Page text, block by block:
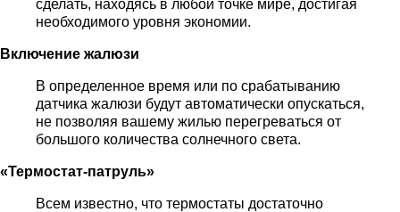
сделать, находясь в любой точке мире, достигая
необходимого уровня экономии.
Включение жалюзи
В определенное время или по срабатыванию
датчика жалюзи будут автоматически опускаться,
не позволяя вашему жилью перегреваться от
большого количества солнечного света.
«Термостат-патруль»
Всем известно, что термостаты достаточно